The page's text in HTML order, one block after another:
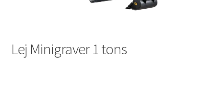
Lej Minigraver 1 tons